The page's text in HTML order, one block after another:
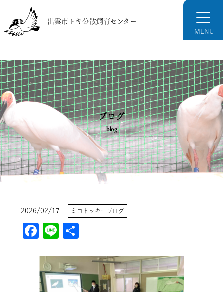
出雲市トキ分散飼育センター
ブログ
blog
2026/02/17 ミコトッキーブログ
Facebook
Line